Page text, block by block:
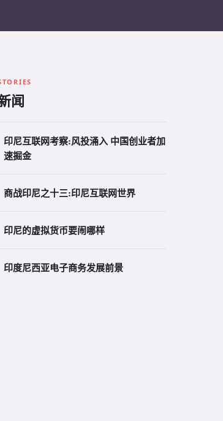
闻
印尼互联网考察:风投涌入 中国创业者加
速掘金
商战印尼之十三:印尼互联网世界
印尼的虚拟货币要闹哪样
印度尼西亚电子商务发展前景